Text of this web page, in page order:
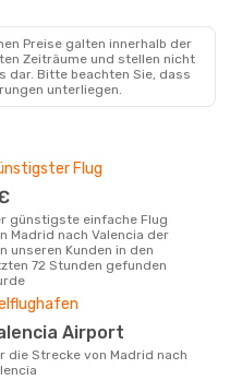
Preise galten innerhalb der
Zeiträume und stellen nicht
dar. Bitte beachten Sie, dass
unterliegen.
Flug
Madrid nach Valencia der
unseren Kunden in den
72 Stunden gefunden
Airport